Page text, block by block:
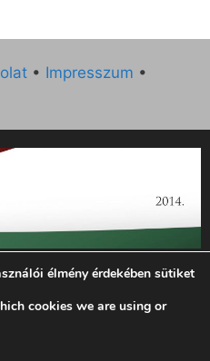
• Impresszum •
2014. évi működésének
14-P-0121 sz. támogatási
Ft összegben támogatta az
Minisztériuma.”
élmény érdekében sütiket
cookies we are using or